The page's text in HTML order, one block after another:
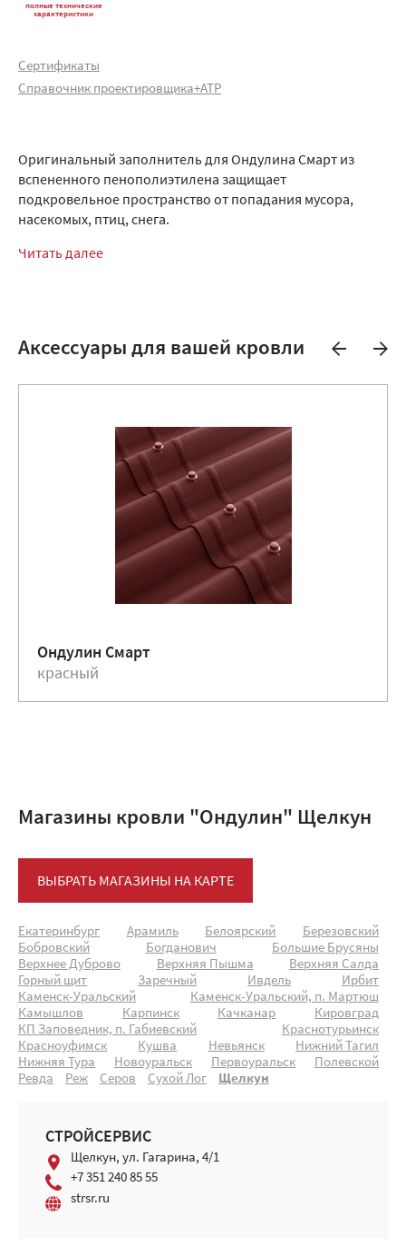
полные технические
характеристики
Сертификаты
Справочник проектировщика+АТР
Оригинальный заполнитель для Ондулина Смарт из
вспененного пенополиэтилена защищает
подкровельное пространство от попадания мусора,
насекомых, птиц, снега.
Читать далее
Аксессуары для вашей кровли
Ондулин Смарт
красный
Магазины кровли "Ондулин" Щелкун
ВЫБРАТЬ МАГАЗИНЫ НА КАРТЕ
Екатеринбург Арамиль Белоярский
Березовский
Бобровский
Богданович
Большие Брусяны
Верхнее Дуброво
Верхняя Пышма
Верхняя Салда
Горный щит
Заречный Ивдель
Ирбит
Каменск-Уральский
Каменск-Уральский, п. Мартюш
Камышлов
Карпинск Качканар
Кировград
КП Заповедник, п. Габиевский
Краснотурьинск
Красноуфимск
Кушва Невьянск
Нижний Тагил
Нижняя Тура
Новоуральск Первоуральск
Полевской
Ревда
Реж Серов Сухой Лог Щелкун
СТРОЙСЕРВИС
Щелкун, ул. Гагарина, 4/1
+7 351 240 85 55
strsr.ru